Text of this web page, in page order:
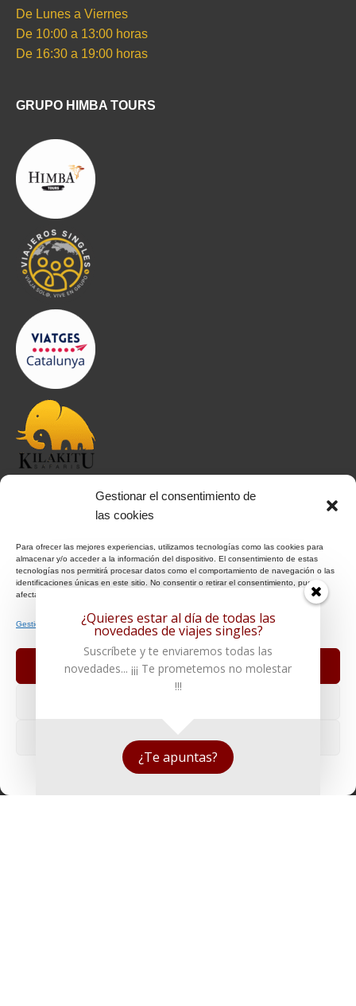
Gestionar el consentimiento de
las cookies
Para ofrecer las mejores experiencias, utilizamos tecnologías como las cookies para
almacenar y/o acceder a la información del dispositivo. El consentimiento de estas
tecnologías nos permitirá procesar datos como el comportamiento de navegación o las
identificaciones únicas en este sitio. No consentir o retirar el consentimiento, puede
afectar negativamente a ciertas características y funciones.
Gestionar los servicios
Aceptar
Ver preferencias
Política de cookiesPolitica de privacidad
+ Info o Reserva
De Lunes a Viernes
De 10:00 a 13:00 horas
De 16:30 a 19:00 horas
GRUPO HIMBA TOURS
INFORMACIÓN
Aviso Legal
Política de Privacidad
Política de Cookies
Condiciones Generales
Notas Generales del viaje
ENLACES DE INTERÉS
Recomendaciones de viaje del Ministerio de Exterior
¿Quieres estar al día de todas las
novedades de viajes singles?
Suscríbete y te enviaremos todas las
novedades... ¡¡¡ Te prometemos no molestar
!!!
¿Te apuntas?